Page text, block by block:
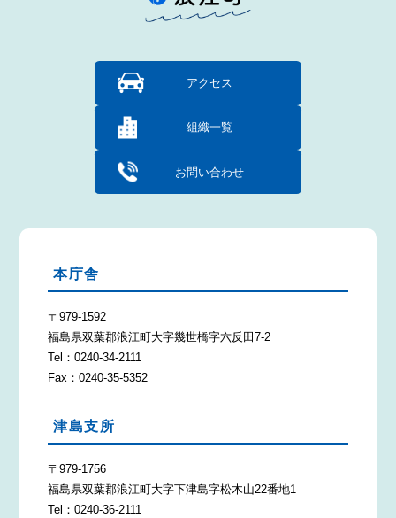
アクセス
組織一覧
お問い合わせ
本庁舎
〒979-1592
福島県双葉郡浪江町大字幾世橋字六反田7-2
Tel：0240-34-2111
Fax：0240-35-5352
津島支所
〒979-1756
福島県双葉郡浪江町大字下津島字松木山22番地1
Tel：0240-36-2111